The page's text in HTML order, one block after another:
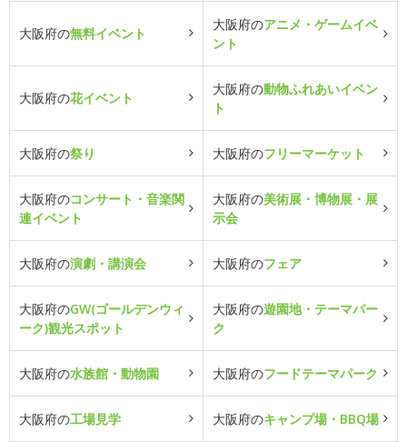
大阪府の無料イベント
大阪府のアニメ・ゲームイベ
ント
大阪府の花イベント
大阪府の動物ふれあいイベン
ト
大阪府の祭り 大阪府のフリーマーケット
大阪府のコンサート・音楽関
連イベント
大阪府の美術展・博物展・展
示会
大阪府の演劇・講演会 大阪府のフェア
大阪府のGW(ゴールデンウィ
ーク)観光スポット
大阪府の遊園地・テーマパー
ク
大阪府の水族館・動物園 大阪府のフードテーマパーク
大阪府の工場見学 大阪府のキャンプ場・BBQ場